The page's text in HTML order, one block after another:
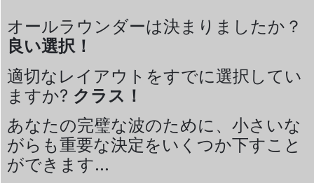
オールラウンダーは決まりましたか？
良い選択！
適切なレイアウトをすでに選択してい
ますか? クラス！
あなたの完璧な波のために、小さいな
がらも重要な決定をいくつか下すこと
ができます...